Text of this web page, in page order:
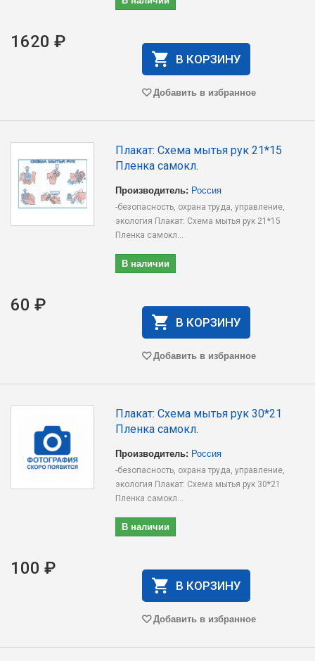
1620 ₽
В КОРЗИНУ
Добавить в избранное
Плакат: Схема мытья рук 21*15
Пленка самокл.
Производитель: Россия
-безопасность, охрана труда, управление,
экология Плакат: Схема мытья рук 21*15
Пленка самокл...
В наличии
60 ₽
В КОРЗИНУ
Добавить в избранное
Плакат: Схема мытья рук 30*21
Пленка самокл.
Производитель: Россия
-безопасность, охрана труда, управление,
экология Плакат: Схема мытья рук 30*21
Пленка самокл...
В наличии
100 ₽
В КОРЗИНУ
Добавить в избранное